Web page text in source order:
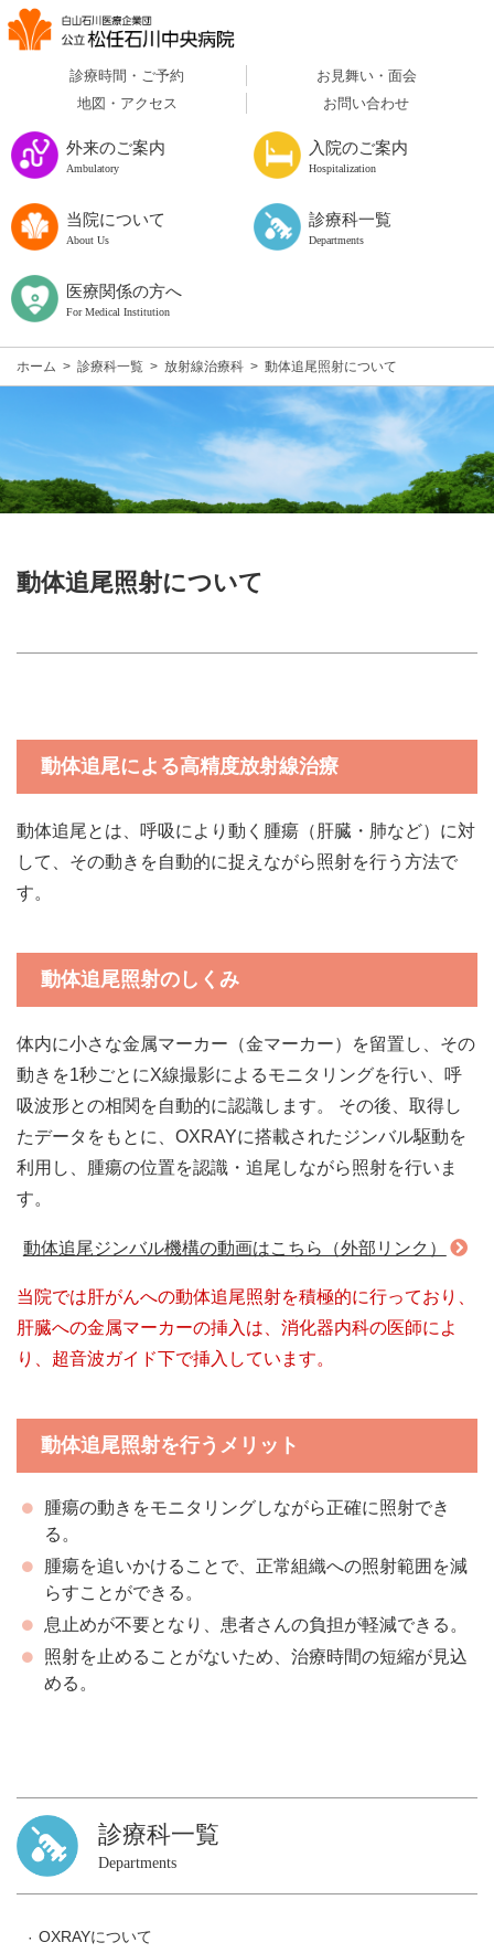
診療時間・ご予約
お見舞い・面会
地図・アクセス
お問い合わせ
外来のご案内
Ambulatory
入院のご案内
Hospitalization
当院について
About Us
診療科一覧
Departments
医療関係の方へ
For Medical Institution
ホーム > 診療科一覧 > 放射線治療科 > 動体追尾照射について
診療科一覧
Departments
OXRAYについて
動体追尾照射について
動体追尾による高精度放射線治療
動体追尾とは、呼吸により動く腫瘍（肝臓・肺など）に対
して、その動きを自動的に捉えながら照射を行う方法で
す。
動体追尾照射のしくみ
体内に小さな金属マーカー（金マーカー）を留置し、その
動きを1秒ごとにX線撮影によるモニタリングを行い、呼
吸波形との相関を自動的に認識します。 その後、取得し
たデータをもとに、OXRAYに搭載されたジンバル駆動を
利用し、腫瘍の位置を認識・追尾しながら照射を行いま
す。
動体追尾ジンバル機構の動画はこちら（外部リンク）
当院では肝がんへの動体追尾照射を積極的に行っており、
肝臓への金属マーカーの挿入は、消化器内科の医師によ
り、超音波ガイド下で挿入しています。
動体追尾照射を行うメリット
腫瘍の動きをモニタリングしながら正確に照射でき
る。
腫瘍を追いかけることで、正常組織への照射範囲を減
らすことができる。
息止めが不要となり、患者さんの負担が軽減できる。
照射を止めることがないため、治療時間の短縮が見込
める。